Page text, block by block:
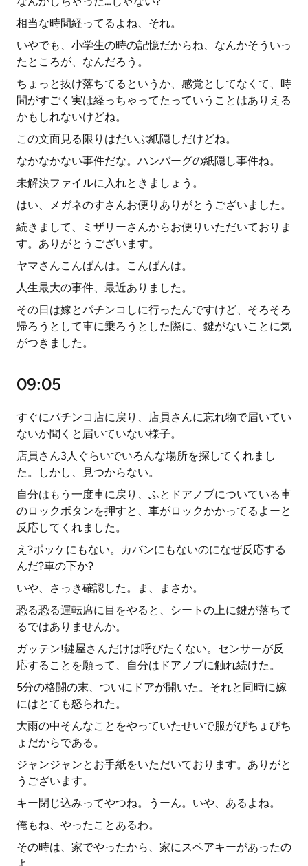
相当な時間経ってるよね、それ。
いやでも、小学生の時の記憶だからね、なんかそういっ
たところが、なんだろう。
ちょっと抜け落ちてるというか、感覚としてなくて、時
間がすごく実は経っちゃってたっていうことはありえる
かもしれないけどね。
この文面見る限りはだいぶ紙隠しだけどね。
なかなかない事件だな。ハンバーグの紙隠し事件ね。
未解決ファイルに入れときましょう。
はい、メガネのすさんお便りありがとうございました。
続きまして、ミザリーさんからお便りいただいておりま
す。ありがとうございます。
ヤマさんこんばんは。こんばんは。
人生最大の事件、最近ありました。
その日は嫁とパチンコしに行ったんですけど、そろそろ
帰ろうとして車に乗ろうとした際に、鍵がないことに気
がつきました。
09:05
すぐにパチンコ店に戻り、店員さんに忘れ物で届いてい
ないか聞くと届いていない様子。
店員さん3人ぐらいでいろんな場所を探してくれまし
た。しかし、見つからない。
自分はもう一度車に戻り、ふとドアノブについている車
のロックボタンを押すと、車がロックかかってるよーと
反応してくれました。
え?ポッケにもない。カバンにもないのになぜ反応する
んだ?車の下か?
いや、さっき確認した。ま、まさか。
恐る恐る運転席に目をやると、シートの上に鍵が落ちて
るではありませんか。
ガッテン!鍵屋さんだけは呼びたくない。センサーが反
応することを願って、自分はドアノブに触れ続けた。
5分の格闘の末、ついにドアが開いた。それと同時に嫁
にはとても怒られた。
大雨の中そんなことをやっていたせいで服がびちょびち
ょだからである。
ジャンジャンとお手紙をいただいております。ありがと
うございます。
キー閉じ込みってやつね。うーん。いや、あるよね。
俺もね、やったことあるわ。
その時は、家でやったから、家にスペアキーがあったの